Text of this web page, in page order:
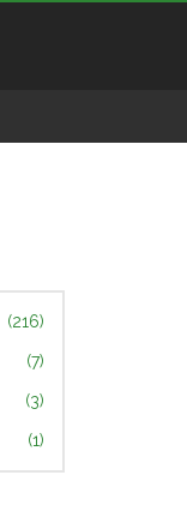
(216)
(7)
(3)
(1)